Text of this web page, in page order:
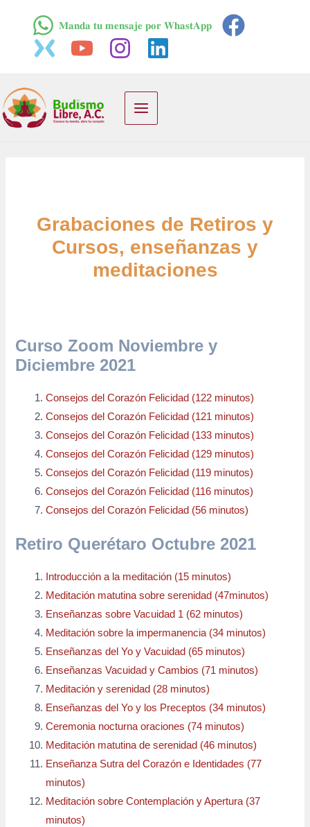
contenido
𝐌𝐚𝐧𝐝𝐚 𝐭𝐮 𝐦𝐞𝐧𝐬𝐚𝐣𝐞 𝐩𝐨𝐫 𝐖𝐡𝐚𝐬𝐭𝐀𝐩𝐩
Main
Grabaciones de Retiros y
Cursos, enseñanzas y
meditaciones
Curso Zoom Noviembre y
Diciembre 2021
Consejos del Corazón Felicidad (122 minutos)
Consejos del Corazón Felicidad (121 minutos)
Consejos del Corazón Felicidad (133 minutos)
Consejos del Corazón Felicidad (129 minutos)
Consejos del Corazón Felicidad (119 minutos)
Consejos del Corazón Felicidad (116 minutos)
Consejos del Corazón Felicidad (56 minutos)
Retiro Querétaro Octubre 2021
Introducción a la meditación (15 minutos)
Meditación matutina sobre serenidad (47minutos)
Enseñanzas sobre Vacuidad 1 (62 minutos)
Meditación sobre la impermanencia (34 minutos)
Enseñanzas del Yo y Vacuidad (65 minutos)
Enseñanzas Vacuidad y Cambios (71 minutos)
Meditación y serenidad (28 minutos)
Enseñanzas del Yo y los Preceptos (34 minutos)
Ceremonia nocturna oraciones (74 minutos)
Meditación matutina de serenidad (46 minutos)
Enseñanza Sutra del Corazón e Identidades (77
minutos)
Meditación sobre Contemplación y Apertura (37
minutos)